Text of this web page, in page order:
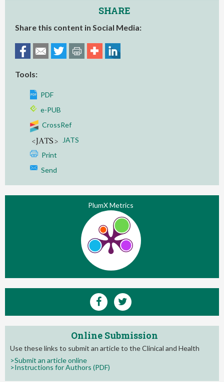
SHARE
Share this content in Social Media:
Tools:
PDF
e-PUB
CrossRef
JATS
Print
Send
PlumX Metrics
Online Submission
Use these links to submit an article to the Clinical and Health
>Submit an article online
>Instructions for Authors (PDF)